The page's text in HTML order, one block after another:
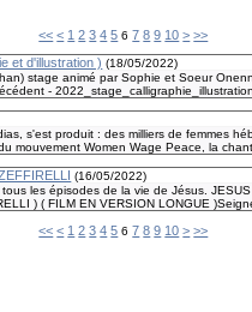
<< < 1 2 3 4 5 6 7 8 9 10 > >>
et d'illustration ) (18/05/2022)
stage animé par Sophie et Soeur
-
s'est produit : des milliers de femmes
mouvement Women Wage Peace, la
(16/05/2022)
les épisodes de la vie de Jésus.
) ( FILM EN VERSION LONGUE
<< < 1 2 3 4 5 6 7 8 9 10 > >>